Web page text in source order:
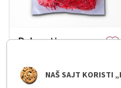
Dekorativna
NAŠ SAJT KORISTI